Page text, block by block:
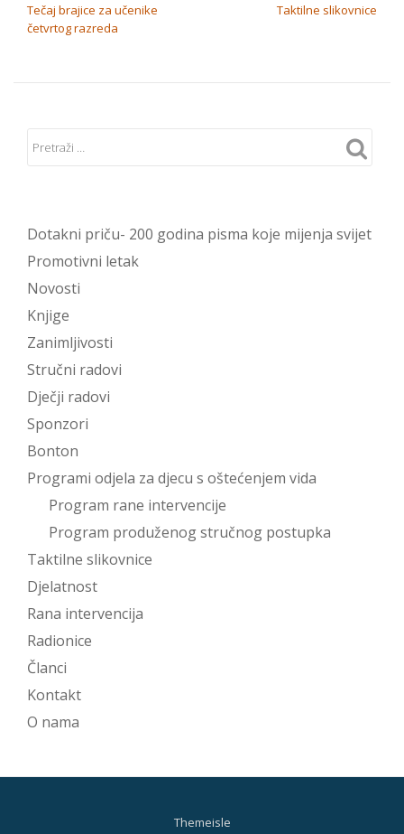
Tečaj brajice za učenike
četvrtog razreda
Taktilne slikovnice
Dotakni priču- 200 godina pisma koje mijenja svijet
Promotivni letak
Novosti
Knjige
Zanimljivosti
Stručni radovi
Dječji radovi
Sponzori
Bonton
Programi odjela za djecu s oštećenjem vida
Program rane intervencije
Program produženog stručnog postupka
Taktilne slikovnice
Djelatnost
Rana intervencija
Radionice
Članci
Kontakt
O nama
Themeisle